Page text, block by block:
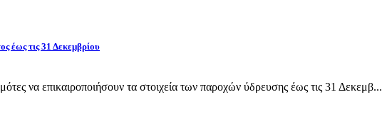
έως τις 31 Δεκεμβρίου
να επικαιροποιήσουν τα στοιχεία των παροχών ύδρευσης έως τις 31 Δεκεμβ...